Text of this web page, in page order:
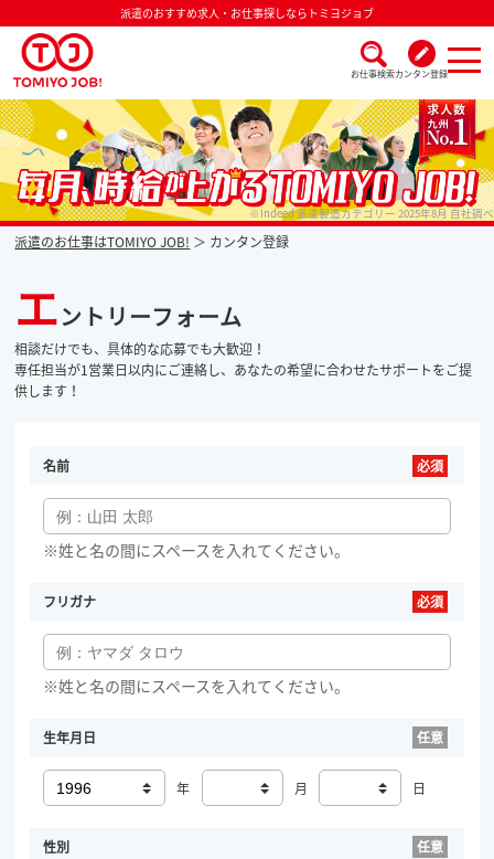
派遣のおすすめ求人・お仕事探しならトミヨジョブ
お仕事検索カンタン登録
派遣なら毎月時給が上がるトミヨジョブ ※Indeed 派遣製造カテゴリー 2025年8月 自社調べ
派遣のお仕事はTOMIYO JOB! カンタン登録
エントリーフォーム
相談だけでも、具体的な応募でも大歓迎！
専任担当が1営業日以内にご連絡し、あなたの希望に合わせたサポートをご提
供します！
名前
※姓と名の間にスペースを入れてください。
フリガナ
※姓と名の間にスペースを入れてください。
生年月日
年 月 日
性別